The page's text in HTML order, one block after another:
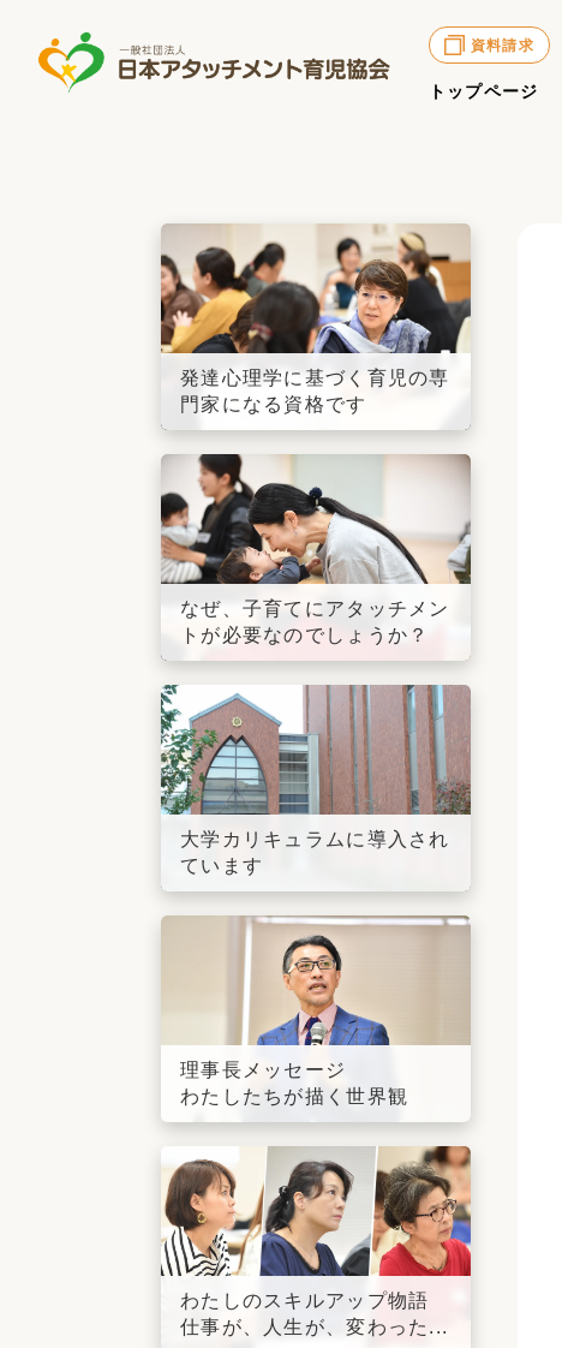
資料請求
トップページ
発達心理学に基づく育児の専
門家になる資格です
なぜ、子育てにアタッチメン
トが必要なのでしょうか？
大学カリキュラムに導入され
ています
理事長メッセージ
わたしたちが描く世界観
わたしのスキルアップ物語
仕事が、人生が、変わった...